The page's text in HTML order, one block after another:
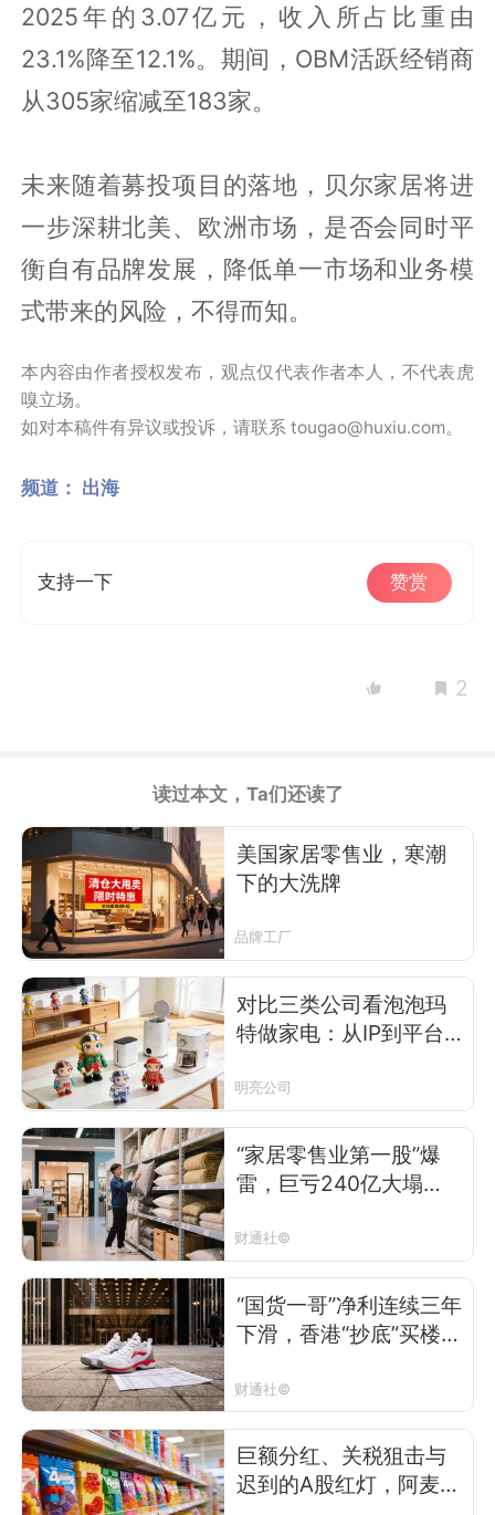
2025年的3.07亿元，收入所占比重由
23.1%降至12.1%。期间，OBM活跃经销商
从305家缩减至183家。
未来随着募投项目的落地，贝尔家居将进
一步深耕北美、欧洲市场，是否会同时平
衡自有品牌发展，降低单一市场和业务模
式带来的风险，不得而知。
本内容由作者授权发布，观点仅代表作者本人，不代表虎
嗅立场。
如对本稿件有异议或投诉，请联系 tougao@huxiu.com。
频道： 出海
支持一下 赞赏
2
读过本文，Ta们还读了
美国家居零售业，寒潮
下的大洗牌
品牌工厂
对比三类公司看泡泡玛
特做家电：从IP到平台
明亮公司
“家居零售业第一股”爆
雷，巨亏240亿大塌
饮求生
财通社©
“国货一哥”净利连续三年
下滑，香港“抄底”买楼被
财通社©
巨额分红、关税狙击与
迟到的A股红灯，阿麦斯